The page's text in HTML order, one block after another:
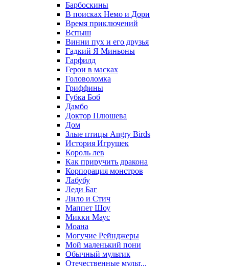
Барбоскины
В поисках Немо и Дори
Время приключений
Вспыш
Винни пух и его друзья
Гадкий Я Миньоны
Гарфилд
Герои в масках
Головоломка
Гриффины
Губка Боб
Дамбо
Доктор Плюшева
Дом
Злые птицы Angry Birds
История Игрушек
Король лев
Как приручить дракона
Корпорация монстров
Лабубу
Леди Баг
Лило и Стич
Маппет Шоу
Микки Маус
Моана
Могучие Рейнджеры
Мой маленький пони
Обычный мультик
Отечественные мульт...